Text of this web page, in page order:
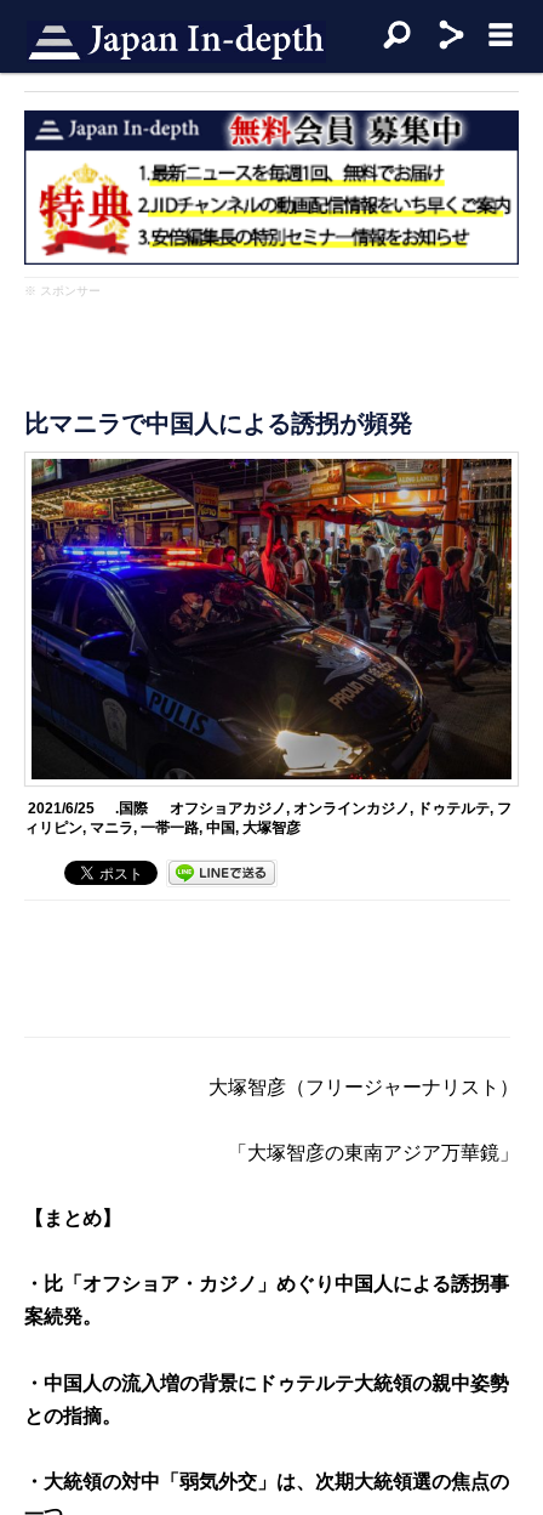
※ スポンサー
比マニラで中国人による誘拐が頻発
2021/6/25 .国際 オフショアカジノ, オンラインカジノ, ドゥテルテ, フ
ィリピン, マニラ,一帯一路,中国,大塚智彦
大塚智彦（フリージャーナリスト）
「大塚智彦の東南アジア万華鏡」
【まとめ】
・比「オフショア・カジノ」めぐり中国人による誘拐事
案続発。
・中国人の流入増の背景にドゥテルテ大統領の親中姿勢
との指摘。
・大統領の対中「弱気外交」は、次期大統領選の焦点の